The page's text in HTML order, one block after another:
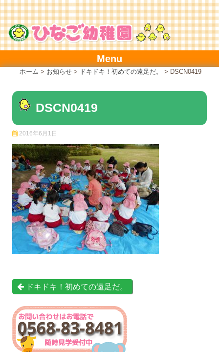
Skip
to
content
Menu
ホーム > お知らせ > ドキドキ！初めての遠足だ。 > DSCN0419
DSCN0419
2016年6月1日
ドキドキ！初めての遠足だ。